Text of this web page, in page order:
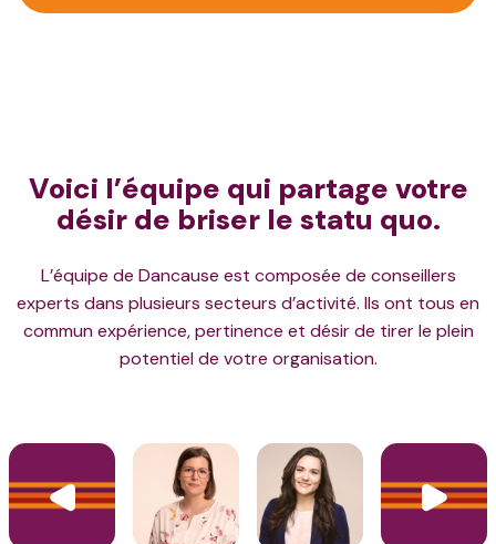
Voici l’équipe qui partage votre
désir de briser le statu quo.
L’équipe de Dancause est composée de conseillers
experts dans plusieurs secteurs d’activité. Ils ont tous en
commun expérience, pertinence et désir de tirer le plein
potentiel de votre organisation.